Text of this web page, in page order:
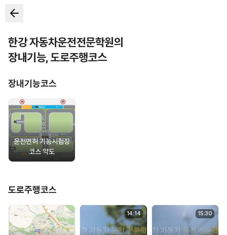
한강 자동차운전전문학원의
장내기능,도로주행코스
장내기능코스
운전면허 기능시험장
코스 약도
도로주행코스
14:14 15:30